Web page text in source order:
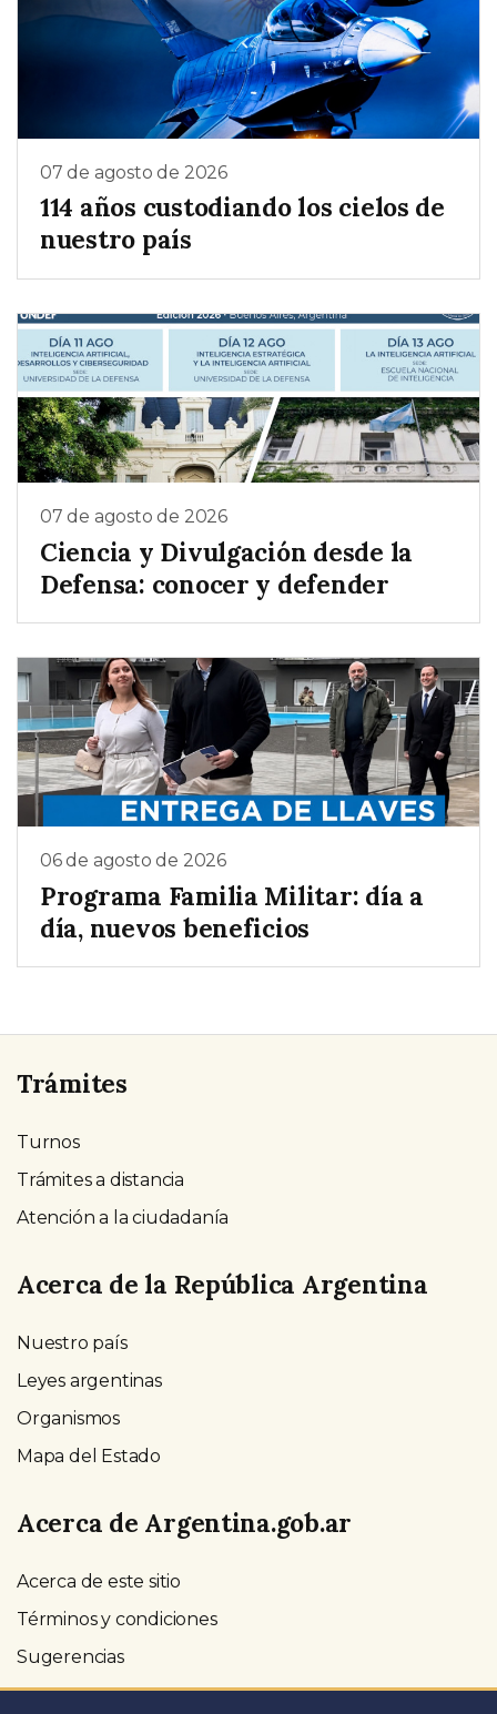
07 de agosto de 2026
114 años custodiando los cielos de
nuestro país
07 de agosto de 2026
Ciencia y Divulgación desde la
Defensa: conocer y defender
06 de agosto de 2026
Programa Familia Militar: día a
día, nuevos beneficios
Trámites
Turnos
Trámites a distancia
Atención a la ciudadanía
Acerca de la República Argentina
Nuestro país
Leyes argentinas
Organismos
Mapa del Estado
Acerca de Argentina.gob.ar
Acerca de este sitio
Términos y condiciones
Sugerencias